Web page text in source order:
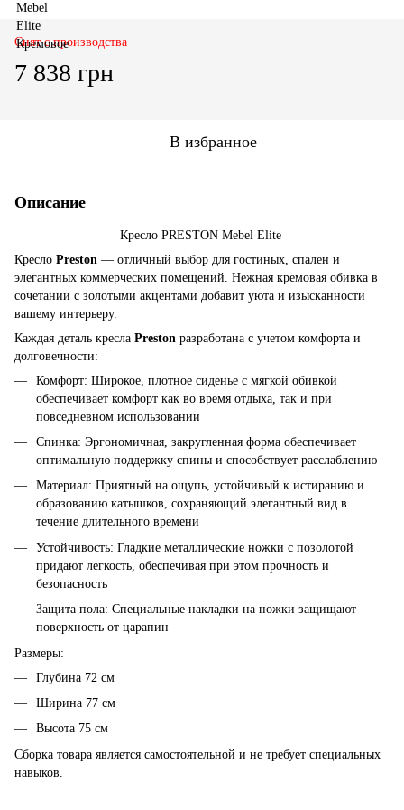
Снят с производства
7 838 грн
В избранное
Описание
Кресло PRESTON Mebel Elite
Кресло Preston — отличный выбор для гостиных, спален и
элегантных коммерческих помещений. Нежная кремовая обивка в
сочетании с золотыми акцентами добавит уюта и изысканности
вашему интерьеру.
Каждая деталь кресла Preston разработана с учетом комфорта и
долговечности:
Комфорт: Широкое, плотное сиденье с мягкой обивкой
обеспечивает комфорт как во время отдыха, так и при
повседневном использовании
Спинка: Эргономичная, закругленная форма обеспечивает
оптимальную поддержку спины и способствует расслаблению
Материал: Приятный на ощупь, устойчивый к истиранию и
образованию катышков, сохраняющий элегантный вид в
течение длительного времени
Устойчивость: Гладкие металлические ножки с позолотой
придают легкость, обеспечивая при этом прочность и
безопасность
Защита пола: Специальные накладки на ножки защищают
поверхность от царапин
Размеры:
Глубина 72 см
Ширина 77 см
Высота 75 см
Сборка товара является самостоятельной и не требует специальных
навыков.